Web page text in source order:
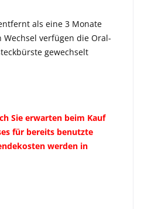
als eine 3 Monate
verfügen die Oral-
gewechselt
Sie erwarten beim Kauf
für bereits benutzte
werden in